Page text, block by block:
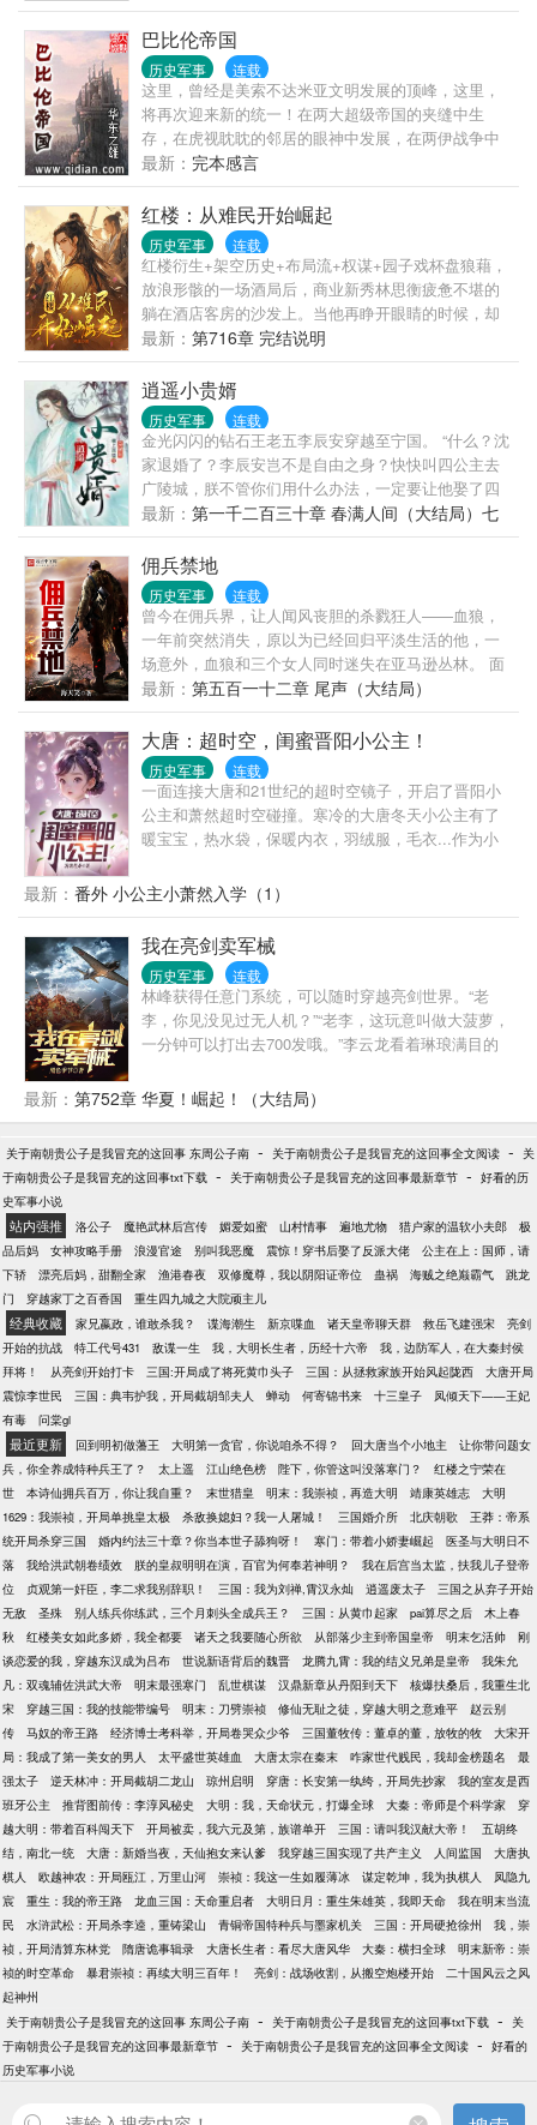
巴比伦帝国
历史军事 连载
这里，曾经是美索不达米亚文明发展的顶峰，这里，
将再次迎来新的统一！在两大超级帝国的夹缝中生
存，在虎视眈眈的邻居的眼神中发展，在两伊战争中
壮大。重生为萨达姆的儿子，改写伊拉克的命运！新
的巴比伦帝国，屹立在世界之巅！......
最新： 完本感言
红楼：从难民开始崛起
历史军事 连载
红楼衍生+架空历史+布局流+权谋+园子戏杯盘狼藉，
放浪形骸的一场酒局后，商业新秀林思衡疲惫不堪的
躺在酒店客房的沙发上。当他再睁开眼睛的时候，却
发现自己已经来到了一片陌生的世界...饥寒交迫，虎
狼环伺。主角只有奋力挣扎！当他刚刚从这世间抬起
头来时。却见眼前有一明眸善睐的少女，朝他微笑行
礼：“黛玉，见过师兄。”...娶黛玉，救金钗，醉卧美人
膝，平乱军，挽山河，醒掌天下权。
最新： 第716章 完结说明
逍遥小贵婿
历史军事 连载
金光闪闪的钻石王老五李辰安穿越至宁国。 “什么？沈
家退婚了？李辰安岂不是自由之身？快快叫四公主去
广陵城，朕不管你们用什么办法，一定要让他娶了四
公主！” “速派使节前往宁国，将朕的十七个公主全都
带去！嗯，王公大臣府上有漂亮女子一并带去，朕就
不信他李辰安一个都看不上！” “……陛下，长公主年
已三十六，十七公主才五岁……另外，咱越国和宁国
正在打仗……” “停战停战，打个屁的仗！现在最紧要
的是让李辰安成为朕的女婿！” “至于年龄，万一李辰
安的喜好与众不同呢？” “……” 忽然之间，各国异动，
无数美女向广陵城而去。 她们要找的只有一个人——
李辰安！ 李辰安就懵逼了，我不就是开了个小酒馆，
写写诗种种田打打铁，无聊带着丽镜司的那一帮女人
将草原上荒人给灭了而已啊！
最新： 第一千二百三十章 春满人间（大结局）七
佣兵禁地
历史军事 连载
曾今在佣兵界，让人闻风丧胆的杀戮狂人——血狼，
一年前突然消失，原以为已经回归平淡生活的他，一
场意外，血狼和三个女人同时迷失在亚马逊丛林。 面
对接踵而来的佣兵、海盗和杀手的连环追杀，为了生
存下去，为了保护身边的女人不受伤害，唐夜不得不
重新拾起他的另一个身份。 一个还没有开枪的狙击
手，才是最可怕的狙击手； 没有立刻亮出獠牙的唐
夜，才是那个被人号称最致命的杀戮机器——血狼。
最新： 第五百一十二章 尾声（大结局）
大唐：超时空，闺蜜晋阳小公主！
历史军事 连载
一面连接大唐和21世纪的超时空镜子，开启了晋阳小
公主和萧然超时空碰撞。寒冷的大唐冬天小公主有了
暖宝宝，热水袋，保暖内衣，羽绒服，毛衣...作为小
的。土豆，玉米，红薯，这些不属于大唐的东西出现
在大唐。小公主：小囔君，窝要七又又！小公主：窝
哒，这些都系窝哒！小囔君也系窝哒！李丽质：叫姐
夫！小公主：姐夫也系窝哒！李丽质：你知不知道为
什么叫姐夫？
最新： 番外 小公主小萧然入学（1）
我在亮剑卖军械
历史军事 连载
林峰获得任意门系统，可以随时穿越亮剑世界。“老
李，你见没见过无人机？”“老李，这玩意叫做大菠萝，
一分钟可以打出去700发哦。”李云龙看着琳琅满目的
要！老子用木材跟你换！”“对了，老李，你知不知道有
种东西叫做蘑菇蛋？”一个现代网红佣兵，意外获得任
最新： 第752章 华夏！崛起！（大结局）
关于南朝贵公子是我冒充的这回事 东周公子南 - 关于南朝贵公子是我冒充的这回事全文阅读 -
关
于南朝贵公子是我冒充的这回事txt下载 - 关于南朝贵公子是我冒充的这回事最新章节 - 好看的历
史军事小说
站内强推 洛公子 魔艳武林后宫传 媚爱如蜜 山村情事 遍地尤物 猎户家的温软小夫郎
极
品后妈
女神攻略手册 浪漫官途 别叫我恶魔 震惊！穿书后娶了反派大佬
公主在上：国师，请
下轿
漂亮后妈，甜翻全家 渔港春夜 双修魔尊，我以阴阳证帝位 蛊祸 海贼之绝巅霸气
跳龙
门
穿越家丁之百香国 重生四九城之大院顽主儿
经典收藏 家兄嬴政，谁敢杀我？ 谍海潮生 新京喋血 诸天皇帝聊天群 救岳飞建强宋
亮剑
开始的抗战
特工代号431 敌谍一生 我，大明长生者，历经十六帝
我，边防军人，在大秦封侯
拜将！
从亮剑开始打卡 三国:开局成了将死黄巾头子 三国：从拯救家族开始风起陇西
大唐开局
震惊李世民
三国：典韦护我，开局截胡邹夫人 蝉动 何寄锦书来 十三皇子
凤倾天下——王妃
有毒
问棠gl
最近更新 回到明初做藩王 大明第一贪官，你说咱杀不得？ 回大唐当个小地主
让你带问题女
兵，你全养成特种兵王了？
太上遥 江山绝色榜 陛下，你管这叫没落寒门？
红楼之宁荣在
世
本诗仙拥兵百万，你让我自重？ 末世猎皇 明末：我崇祯，再造大明 靖康英雄志
大明
1629：我崇祯，开局单挑皇太极
杀敌换媳妇？我一人屠城！ 三国婚介所 北庆朝歌
王莽：帝系
统开局杀穿三国
婚内约法三十章？你当本世子舔狗呀！ 寒门：带着小娇妻崛起
医圣与大明日不
落
我给洪武朝卷绩效 朕的皇叔明明在演，百官为何奉若神明？
我在后宫当太监，扶我儿子登帝
位
贞观第一奸臣，李二求我别辞职！ 三国：我为刘禅,霄汉永灿 逍遥废太子
三国之从弃子开始
无敌
圣殊 别人练兵你练武，三个月刺头全成兵王？ 三国：从黄巾起家 pai算尽之后
木上春
秋
红楼美女如此多娇，我全都要 诸天之我要随心所欲 从部落少主到帝国皇帝 明末乞活帅
刚
谈恋爱的我，穿越东汉成为吕布
世说新语背后的魏晋 龙腾九霄：我的结义兄弟是皇帝
我朱允
凡：双魂辅佐洪武大帝
明末最强寒门 乱世棋谋 汉鼎新章从丹阳到天下
核爆扶桑后，我重生北
宋
穿越三国：我的技能带编号 明末：刀劈崇祯 修仙无耻之徒，穿越大明之意难平
赵云别
传
马奴的帝王路 经济博士考科举，开局卷哭众少爷 三国董牧传：董卓的董，放牧的牧
大宋开
局：我成了第一美女的男人
太平盛世英雄血 大唐太宗在秦末 咋家世代贱民，我却金榜题名
最
强太子
逆天林冲：开局截胡二龙山 琼州启明 穿唐：长安第一纨绔，开局先抄家
我的室友是西
班牙公主
推背图前传：李淳风秘史 大明：我，天命状元，打爆全球 大秦：帝师是个科学家
穿
越大明：带着百科闯天下
开局被卖，我六元及第，族谱单开 三国：请叫我汉献大帝！
五胡终
结，南北一统
大唐：新婚当夜，天仙抱女来认爹 我穿越三国实现了共产主义 人间监国
大唐执
棋人
欧越神农：开局瓯江，万里山河 崇祯：我这一生如履薄冰 谋定乾坤，我为执棋人
凤隐九
宸
重生：我的帝王路 龙血三国：天命重启者 大明日月：重生朱雄英，我即天命
我在明末当流
民
水浒武松：开局杀李逵，重铸梁山 青铜帝国特种兵与墨家机关 三国：开局硬抢徐州
我，崇
祯，开局清算东林党
隋唐诡事辑录 大唐长生者：看尽大唐风华 大秦：横扫全球
明末新帝：崇
祯的时空革命
暴君崇祯：再续大明三百年！ 亮剑：战场收割，从搬空炮楼开始
二十国风云之风
起神州
关于南朝贵公子是我冒充的这回事 东周公子南 - 关于南朝贵公子是我冒充的这回事txt下载 -
关
于南朝贵公子是我冒充的这回事最新章节 - 关于南朝贵公子是我冒充的这回事全文阅读 - 好看的
历史军事小说